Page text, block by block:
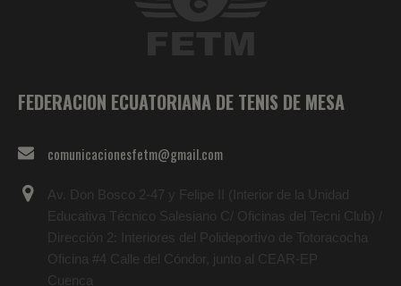
FEDERACION ECUATORIANA DE TENIS DE MESA
comunicacionesfetm@gmail.com
Av. Don Bosco 2-47 y Felipe II (Interior de la Unidad
Educativa Técnico Salesiano C/ Oficinas del Tecni Club) /
Dirección 2: Interiores del Polideportivo de Totoracocha
Oficina #4 Calle del Cóndor, junto al CEAR-EP
Cuenca